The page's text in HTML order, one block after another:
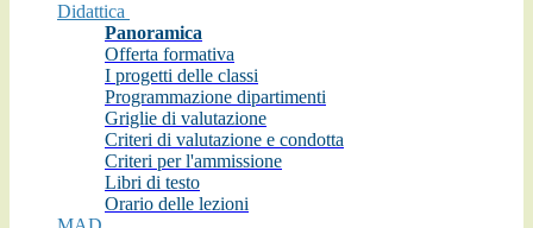
Didattica
Panoramica
Offerta formativa
I progetti delle classi
Programmazione dipartimenti
Griglie di valutazione
Criteri di valutazione e condotta
Criteri per l'ammissione
Libri di testo
Orario delle lezioni